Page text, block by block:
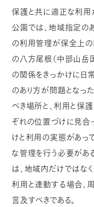
保護と共に適正な利用
公園では、地域指定の
の利用管理が保全上の
の八方尾根（中部山岳
の関係をきっかけに日
のあり方が問題となっ
べき場所と、利用と保
ぞれの位置づけに見合
けと利用の実態があっ
な管理を行う必要があ
は、地域内だけではな
利用と連動する場合、
言及すべきである。